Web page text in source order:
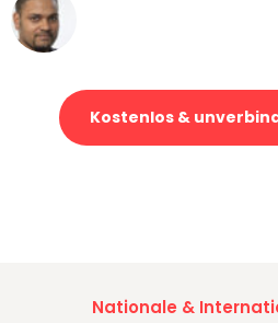
Kostenlos &
Nationale &